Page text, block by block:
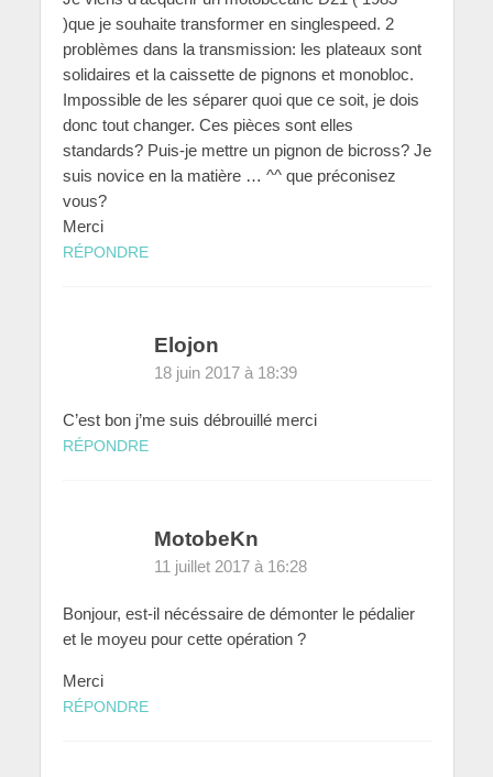
)que je souhaite transformer en singlespeed. 2
problèmes dans la transmission: les plateaux sont
solidaires et la caissette de pignons et monobloc.
Impossible de les séparer quoi que ce soit, je dois
donc tout changer. Ces pièces sont elles
standards? Puis-je mettre un pignon de bicross? Je
suis novice en la matière … ^^ que préconisez
vous?
Merci
RÉPONDRE
Elojon
18 juin 2017 à 18:39
C’est bon j’me suis débrouillé merci
RÉPONDRE
MotobeKn
11 juillet 2017 à 16:28
Bonjour, est-il nécéssaire de démonter le pédalier
et le moyeu pour cette opération ?
Merci
RÉPONDRE